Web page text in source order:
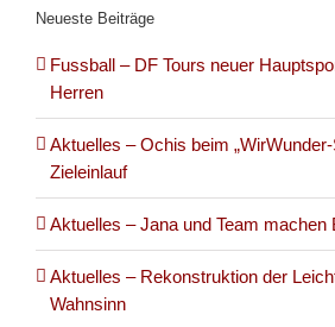
Neueste Beiträge
Fussball – DF Tours neuer
Herren
Aktuelles – Ochis beim
Zieleinlauf
Aktuelles – Jana und Team machen
Aktuelles – Rekonstruktion der
Wahnsinn